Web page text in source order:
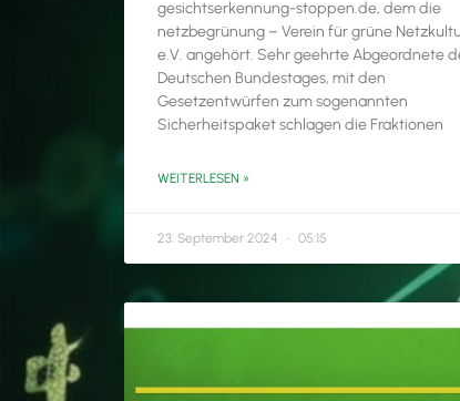
gesichtserkennung-stoppen.de, dem die
netzbegrünung – Verein für grüne
e.V. angehört. Sehr geehrte Abgeordnete
Deutschen Bundestages, mit den
Gesetzentwürfen zum sogenannten
Sicherheitspaket schlagen die Fraktionen
WEITERLESEN »
23. September 2024 05:15